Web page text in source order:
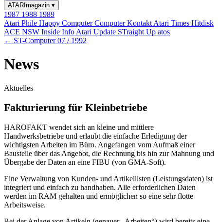
ATARImagazin ▾
1987 1988 1989
Atari Phile Happy ComputerComputer Kontakt Atari Times Hitdisk
ACE NSW Inside Info Atari Update STraight Up atos
← ST-Computer 07 / 1992
News
Aktuelles
Fakturierung für Kleinbetriebe
HAROFAKT wendet sich an kleine und mittlere
Handwerksbetriebe und erlaubt die einfache Erledigung der
wichtigsten Arbeiten im Büro. Angefangen vom Aufmaß einer
Baustelle über das Angebot, die Rechnung bis hin zur Mahnung und
Übergabe der Daten an eine FIBU (von GMA-Soft).
Eine Verwaltung von Kunden- und Artikellisten (Leistungsdaten) ist
integriert und einfach zu handhaben. Alle erforderlichen Daten
werden im RAM gehalten und ermöglichen so eine sehr flotte
Arbeitsweise.